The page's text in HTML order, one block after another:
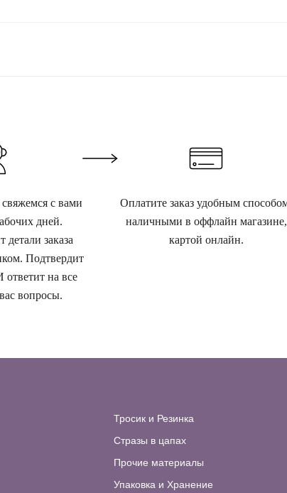
с вами
дней.
заказа
Подтвердит
ответит на все
вопросы.
Оплатите заказ удобным
наличными в оффлайн магазине,
картой онлайн.
Тросик и Резинка
Стразы в цапах
Прочие материалы
Упаковка и Хранение